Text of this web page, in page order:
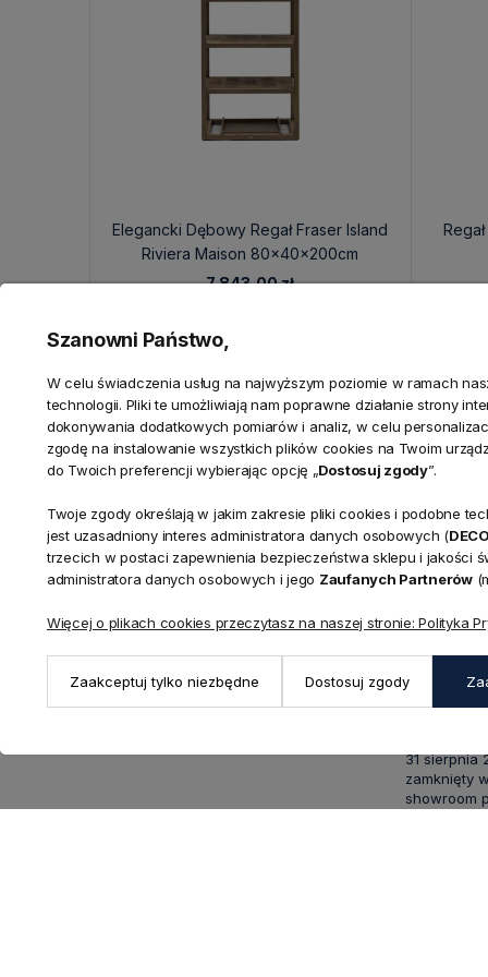
Elegancki Dębowy Regał Fraser Island
Riviera Maison 80x40x200cm
7 843,00 zł
KONTAKT
Realizacja zamówień
+ 48 721 772 234
Doradztwo produktowe
Biuro
sklep@decoratore.pl
Showroom
ul. Bielska
Pon. - Pt.:
31 sierpnia
zamknięty
showroom
Szanowni Państwo,
W celu świadczenia usług na najwyższym poziomie w ramach
technologii. Pliki te umożliwiają nam poprawne działanie strony
dokonywania dodatkowych pomiarów i analiz, w celu
zgodę na instalowanie wszystkich plików cookies na Twoim
do Twoich preferencji wybierając opcję „Dostosuj zgody”.
Twoje zgody określają w jakim zakresie pliki cookies i podobne
jest uzasadniony interes administratora danych osobowych (
trzecich w postaci zapewnienia bezpieczeństwa sklepu i jakości
administratora danych osobowych i jego Zaufanych Partnerów
Więcej o plikach cookies przeczytasz na naszej stronie: Polityka
Zaakceptuj tylko niezbędne Dostosuj zgody